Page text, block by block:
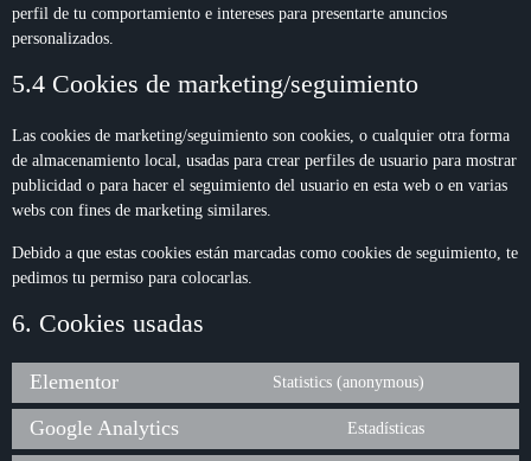
perfil de tu comportamiento e intereses para presentarte anuncios
personalizados.
5.4 Cookies de marketing/seguimiento
Las cookies de marketing/seguimiento son cookies, o cualquier otra forma
de almacenamiento local, usadas para crear perfiles de usuario para mostrar
publicidad o para hacer el seguimiento del usuario en esta web o en varias
webs con fines de marketing similares.
Debido a que estas cookies están marcadas como cookies de seguimiento, te
pedimos tu permiso para colocarlas.
6. Cookies usadas
Elementor Statistics (anonymous)
Google Analytics Estadísticas